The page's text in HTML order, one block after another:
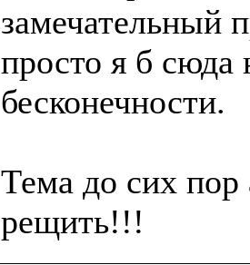
замечательный
просто я б сюда
бесконечности.
Тема до сих пор